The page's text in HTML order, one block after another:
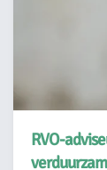
RVO-